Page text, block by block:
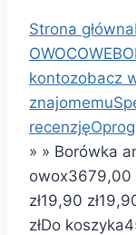
Strona główna
OWOCOWE
kontozobacz
znajomemu
recenzję
» » Borówka
owox3679,00
zł19,90 zł
złDo koszyka